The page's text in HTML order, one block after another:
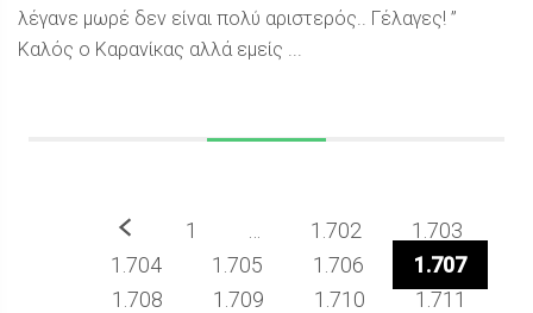
λέγανε μωρέ δεν είναι πολύ αριστερός.. Γέλαγες! ”
Καλός ο Καρανίκας αλλά εμείς ...
Προηγούμενο
1 1.702
1.703
1.704
1.705 1.706
1.707
1.708
1.709 1.710
1.711